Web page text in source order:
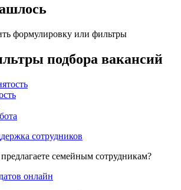
формулировку или фильтры
подбора вакансий
сотрудников
семейным сотрудникам?
онлайн